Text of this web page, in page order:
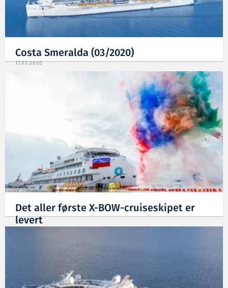
Costa Smeralda (03/2020)
17.03.2020
Det aller første X-BOW-cruiseskipet er
levert